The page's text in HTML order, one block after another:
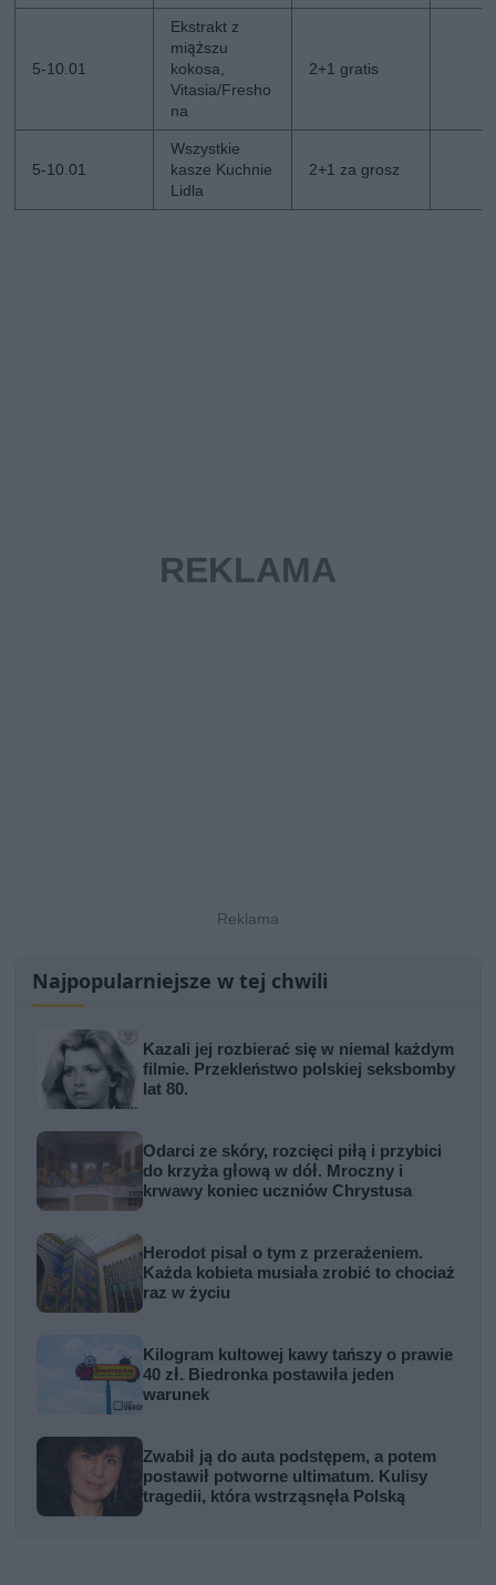
5-10.01
Ekstrakt z
miąższu
kokosa,
Vitasia/Fresho
na
2+1 gratis
5-10.01
Wszystkie
kasze Kuchnie
Lidla
2+1 za grosz
Najpopularniejsze w tej chwili
Kazali jej rozbierać się w niemal każdym
filmie. Przekleństwo polskiej seksbomby
lat 80.
Odarci ze skóry, rozcięci piłą i przybici
do krzyża głową w dół. Mroczny i
krwawy koniec uczniów Chrystusa
Herodot pisał o tym z przerażeniem.
Każda kobieta musiała zrobić to chociaż
raz w życiu
Kilogram kultowej kawy tańszy o prawie
40 zł. Biedronka postawiła jeden
warunek
Zwabił ją do auta podstępem, a potem
postawił potworne ultimatum. Kulisy
tragedii, która wstrząsnęła Polską